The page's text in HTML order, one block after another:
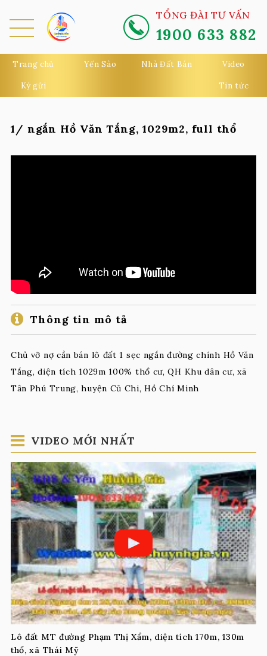
TỔNG ĐÀI TƯ VẤN
1900 633 882
Trang chủ Yến Sào Nhà Đất Bán Video
Ký gửi Tin tức
MEN
1/ ngắn Hồ Văn Tắng, 1029m2, full thổ
Thông tin mô tả
Chủ vỡ nợ cần bán lô đất 1 sẹc ngắn đường chính Hồ Văn
Tắng, diện tích 1029m 100% thổ cư, QH Khu dân cư, xã
Tân Phú Trung, huyện Củ Chi, Hồ Chí Minh
VIDEO MỚI NHẤT
Lô đất MT đường Phạm Thị Xẩm, diện tích 170m, 130m
thổ, xã Thái Mỹ